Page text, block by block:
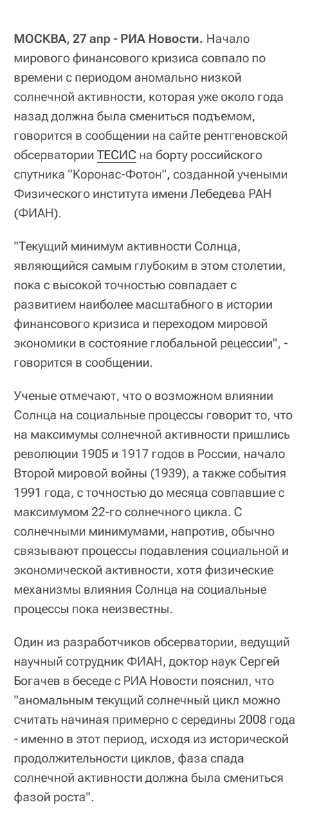
МОСКВА, 27 апр - РИА Новости. Начало
мирового финансового кризиса совпало по
времени с периодом аномально низкой
солнечной активности, которая уже около года
назад должна была смениться подъемом,
говорится в сообщении на сайте рентгеновской
обсерватории ТЕСИС на борту российского
спутника "Коронас-Фотон", созданной учеными
Физического института имени Лебедева РАН
(ФИАН).
"Текущий минимум активности Солнца,
являющийся самым глубоким в этом столетии,
пока с высокой точностью совпадает с
развитием наиболее масштабного в истории
финансового кризиса и переходом мировой
экономики в состояние глобальной рецессии", -
говорится в сообщении.
Ученые отмечают, что о возможном влиянии
Солнца на социальные процессы говорит то, что
на максимумы солнечной активности пришлись
революции 1905 и 1917 годов в России, начало
Второй мировой войны (1939), а также события
1991 года, с точностью до месяца совпавшие с
максимумом 22-го солнечного цикла. С
солнечными минимумами, напротив, обычно
связывают процессы подавления социальной и
экономической активности, хотя физические
механизмы влияния Солнца на социальные
процессы пока неизвестны.
Один из разработчиков обсерватории, ведущий
научный сотрудник ФИАН, доктор наук Сергей
Богачев в беседе с РИА Новости пояснил, что
"аномальным текущий солнечный цикл можно
считать начиная примерно с середины 2008 года
- именно в этот период, исходя из исторической
продолжительности циклов, фаза спада
солнечной активности должна была смениться
фазой роста".